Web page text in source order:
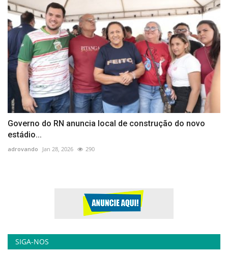
Governo do RN anuncia local de construção do novo
estádio...
adrovando Jan 28, 2026 290
SIGA-NOS